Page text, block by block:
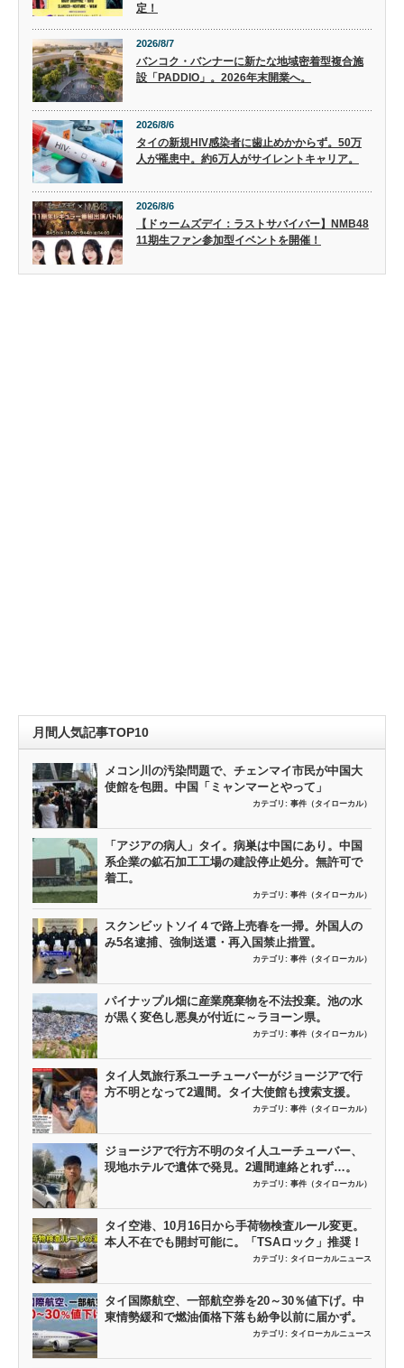
定！
2026/8/7
バンコク・バンナーに新たな地域密着型複合施
設「PADDIO」。2026年末開業へ。
2026/8/6
タイの新規HIV感染者に歯止めかからず。50万
人が罹患中。約6万人がサイレントキャリア。
2026/8/6
【ドゥームズデイ：ラストサバイバー】NMB48
11期生ファン参加型イベントを開催！
月間人気記事TOP10
メコン川の汚染問題で、チェンマイ市民が中国大
使館を包囲。中国「ミャンマーとやって」
カテゴリ: 事件（タイローカル）
「アジアの病人」タイ。病巣は中国にあり。中国
系企業の鉱石加工工場の建設停止処分。無許可で
着工。
カテゴリ: 事件（タイローカル）
スクンビットソイ４で路上売春を一掃。外国人の
み5名逮捕、強制送還・再入国禁止措置。
カテゴリ: 事件（タイローカル）
パイナップル畑に産業廃棄物を不法投棄。池の水
が黒く変色し悪臭が付近に～ラヨーン県。
カテゴリ: 事件（タイローカル）
タイ人気旅行系ユーチューバーがジョージアで行
方不明となって2週間。タイ大使館も捜索支援。
カテゴリ: 事件（タイローカル）
ジョージアで行方不明のタイ人ユーチューバー、
現地ホテルで遺体で発見。2週間連絡とれず…。
カテゴリ: 事件（タイローカル）
タイ空港、10月16日から手荷物検査ルール変更。
本人不在でも開封可能に。「TSAロック」推奨！
カテゴリ: タイローカルニュース
タイ国際航空、一部航空券を20～30％値下げ。中
東情勢緩和で燃油価格下落も紛争以前に届かず。
カテゴリ: タイローカルニュース